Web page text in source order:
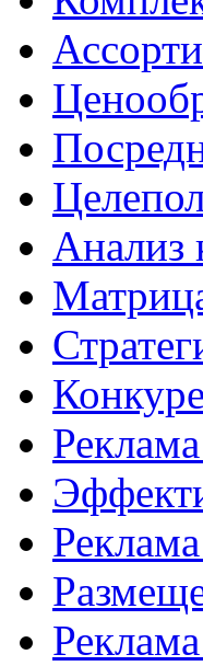
Анализ